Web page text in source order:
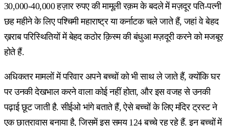
30,000-40,000 हज़ार रुपए की मामूली रक़म के बदले में मज़दूर पति-पत्नी
छह महीने के लिए पश्चिमी महाराष्ट्र या कर्नाटक चले जाते हैं, जहां वे बेहद
ख़राब परिस्थितियों में बेहद कठोर क़िस्म की बंधुआ मज़दूरी करने को मजबूर
होते हैं.
अधिकतर मामलों में परिवार अपने बच्चों को भी साथ ले जाते हैं, क्योंकि घर
पर उनकी देखभाल करने वाला कोई नहीं होता, और इस वजह से उनकी
पढ़ाई छूट जाती है. सीईओ भांगे बताते हैं, ऐसे बच्चों के लिए मंदिर ट्रस्ट ने
एक छात्रावास बनाया है, जिसमें इस समय 124 बच्चे रह रहे हैं. इन बच्चों में